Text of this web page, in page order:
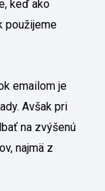
keď ako
použijeme
emailom je
Avšak pri
na zvýšenú
najmä z